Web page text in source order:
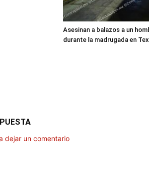
Asesinan a balazos a un
durante la madrugada en
dejar un comentario